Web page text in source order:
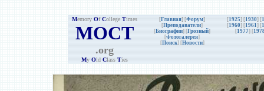
Memory Of College Times
MOCT
.org
My Old Class Ties
[Главная] [Форум]
[Преподаватели]
[Биографии] [Грозный]
[Фотогалерея]
[Поиск] [Новости]
[1925] [1930] [
[1960] [1961] [
[1977] [